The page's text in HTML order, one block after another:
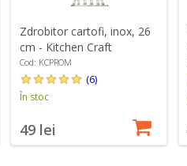
Zdrobitor cartofi, inox, 26
cm - Kitchen Craft
Cod: KCPROM
(6)
În stoc
49 lei